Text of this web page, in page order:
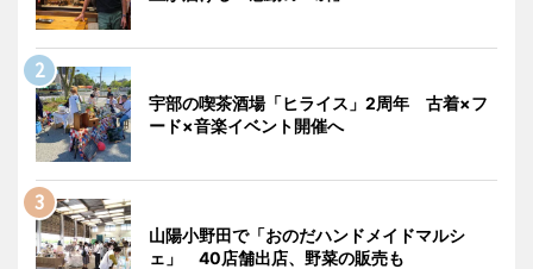
宇部の喫茶酒場「ヒライス」2周年 古着×フ
ード×音楽イベント開催へ
山陽小野田で「おのだハンドメイドマルシ
ェ」 40店舗出店、野菜の販売も